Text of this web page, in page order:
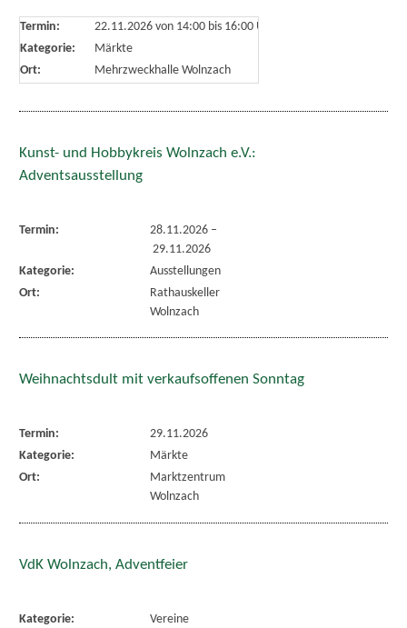
Termin: 22.11.2026 von 14:00bis 16:00 Uhr
Kategorie:
Märkte
Ort:
Mehrzweckhalle Wolnzach
Kunst- und Hobbykreis Wolnzach e.V.:
Adventsausstellung
Termin: 28.11.2026–
29.11.2026
Kategorie:
Ausstellungen
Ort:
Rathauskeller
Wolnzach
Weihnachtsdult mit verkaufsoffenen Sonntag
Termin:
29.11.2026
Kategorie:
Märkte
Ort:
Marktzentrum
Wolnzach
VdK Wolnzach, Adventfeier
Kategorie:
Vereine